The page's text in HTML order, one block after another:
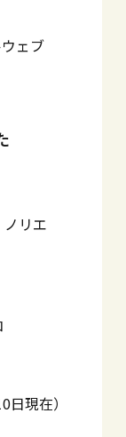
ウェブ
リエ
現在）